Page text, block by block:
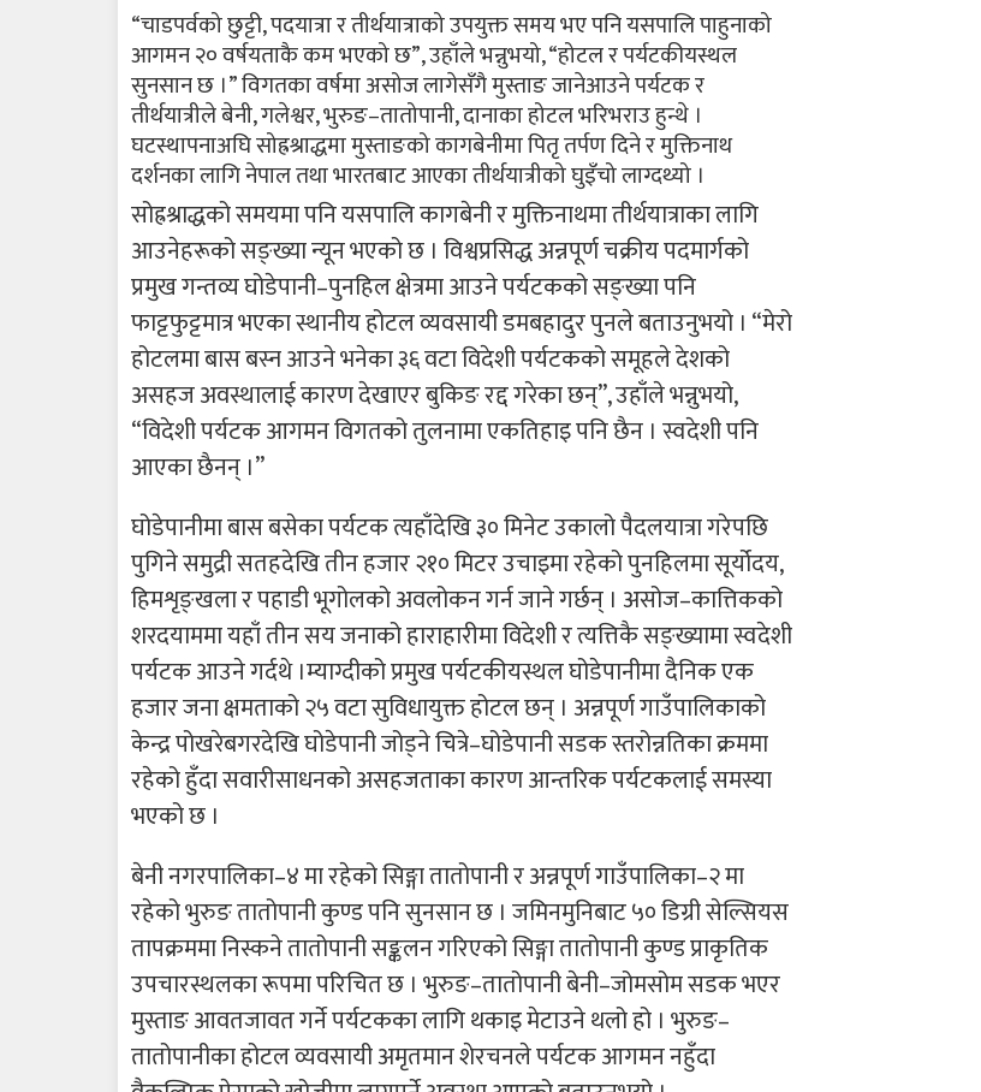
“चाडपर्वको छुट्टी, पदयात्रा र तीर्थयात्राको उपयुक्त समय भए पनि यसपालि पाहुनाको
आगमन २० वर्षयताकै कम भएको छ”, उहाँले भन्नुभयो, “होटल र पर्यटकीयस्थल
सुनसान छ ।” विगतका वर्षमा असोज लागेसँगै मुस्ताङ जानेआउने पर्यटक र
तीर्थयात्रीले बेनी, गलेश्वर, भुरुङ–तातोपानी, दानाका होटल भरिभराउ हुन्थे ।
घटस्थापनाअघि सोह्रश्राद्धमा मुस्ताङको कागबेनीमा पितृ तर्पण दिने र मुक्तिनाथ
दर्शनका लागि नेपाल तथा भारतबाट आएका तीर्थयात्रीको घुइँचो लाग्दथ्यो ।
सोह्रश्राद्धको समयमा पनि यसपालि कागबेनी र मुक्तिनाथमा तीर्थयात्राका लागि
आउनेहरूको सङ्ख्या न्यून भएको छ । विश्वप्रसिद्ध अन्नपूर्ण चक्रीय पदमार्गको
प्रमुख गन्तव्य घोडेपानी–पुनहिल क्षेत्रमा आउने पर्यटकको सङ्ख्या पनि
फाट्टफुट्टमात्र भएका स्थानीय होटल व्यवसायी डमबहादुर पुनले बताउनुभयो । “मेरो
होटलमा बास बस्न आउने भनेका ३६ वटा विदेशी पर्यटकको समूहले देशको
असहज अवस्थालाई कारण देखाएर बुकिङ रद्द गरेका छन्”, उहाँले भन्नुभयो,
“विदेशी पर्यटक आगमन विगतको तुलनामा एकतिहाइ पनि छैन । स्वदेशी पनि
आएका छैनन् ।”
घोडेपानीमा बास बसेका पर्यटक त्यहाँदेखि ३० मिनेट उकालो पैदलयात्रा गरेपछि
पुगिने समुद्री सतहदेखि तीन हजार २१० मिटर उचाइमा रहेको पुनहिलमा सूर्योदय,
हिमशृङ्खला र पहाडी भूगोलको अवलोकन गर्न जाने गर्छन् । असोज–कात्तिकको
शरदयाममा यहाँ तीन सय जनाको हाराहारीमा विदेशी र त्यत्तिकै सङ्ख्यामा स्वदेशी
पर्यटक आउने गर्दथे ।म्याग्दीको प्रमुख पर्यटकीयस्थल घोडेपानीमा दैनिक एक
हजार जना क्षमताको २५ वटा सुविधायुक्त होटल छन् । अन्नपूर्ण गाउँपालिकाको
केन्द्र पोखरेबगरदेखि घोडेपानी जोड्ने चित्रे–घोडेपानी सडक स्तरोन्नतिका क्रममा
रहेको हुँदा सवारीसाधनको असहजताका कारण आन्तरिक पर्यटकलाई समस्या
भएको छ ।
बेनी नगरपालिका–४ मा रहेको सिङ्गा तातोपानी र अन्नपूर्ण गाउँपालिका–२ मा
रहेको भुरुङ तातोपानी कुण्ड पनि सुनसान छ । जमिनमुनिबाट ५० डिग्री सेल्सियस
तापक्रममा निस्कने तातोपानी सङ्कलन गरिएको सिङ्गा तातोपानी कुण्ड प्राकृतिक
उपचारस्थलका रूपमा परिचित छ । भुरुङ–तातोपानी बेनी–जोमसोम सडक भएर
मुस्ताङ आवतजावत गर्ने पर्यटकका लागि थकाइ मेटाउने थलो हो । भुरुङ–
तातोपानीका होटल व्यवसायी अमृतमान शेरचनले पर्यटक आगमन नहुँदा